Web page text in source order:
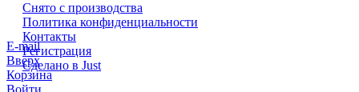
Снято с производства
Политика конфиденциальности
Контакты
Регистрация
Сделано в Just
E-mail
Вверх
Корзина
Войти